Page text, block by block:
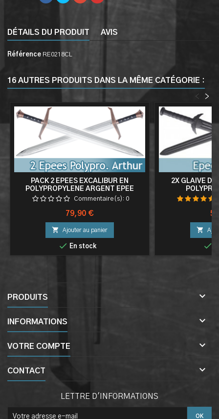
DÉTAILS DU PRODUIT AVIS
Référence RE0218CL
16 AUTRES PRODUITS DANS LA MÊME CATÉGORIE :
>
<
PACK 2 EPEES EXCALIBUR EN
POLYPROPYLENE ARGENT EPEE
ARTHUR 1 MAIN ENTRAINEMENT
Commentaire(s): 0
Prix
79,90 €
 Ajouter au panier
 En stock
2X GLAIVE


PRODUITS 
INFORMATIONS 
VOTRE COMPTE 
CONTACT 
LETTRE D'INFORMATIONS